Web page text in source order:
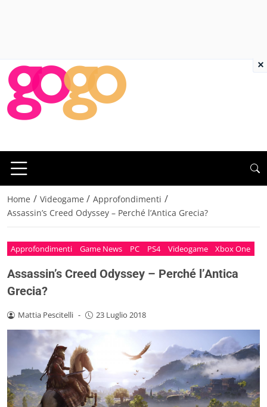
Home / Videogame / Approfondimenti /
Assassin’s Creed Odyssey – Perché l’Antica Grecia?
Approfondimenti Game News PC PS4 Videogame Xbox One
Assassin’s Creed Odyssey – Perché l’Antica
Grecia?
Mattia Pescitelli - 23 Luglio 2018
×